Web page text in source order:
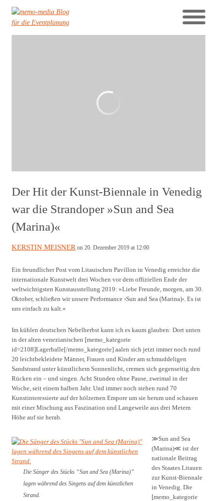
Der Hit der Kunst-Biennale in Venedig
war die Strandoper »Sun and Sea
(Marina)«
KERSTIN MEISNER on 20. Dezember 2019 at 12:00
Ein freundlicher Post vom Litauischen Pavillon in Venedig erreichte die
internationale Kunstwelt drei Wochen vor dem offiziellen Ende der
weltwichtigsten Kunstausstellung 2019: »Liebe Freunde, morgen, am 30.
Oktober, schließen wir unsere Performance ›Sun and Sea (Marina)‹. Es ist
uns einfach zu kalt.«
Im kühlen deutschen Nebelherbst kann ich es kaum glauben: Dort unten
in der alten venezianischen [memo_kategorie
id=2108]Lagerhalle[/memo_kategorie] aalen sich jetzt immer noch rund
20 leichtbekleidete Männer, Frauen und Kinder am schmuddeligen
Sandstrand unter künstlichem Sonnenlicht, cremen sich gegenseitig den
Rücken ein – und singen. Acht Stunden ohne Pause, zweimal in der
Woche, seit einem halben Jahr. Und immer noch stehen rund 70
Kunstinteressierte auf der hölzernen Empore um sie herum und schauen
mit einer Mischung aus Faszination und Langeweile aus drei Metern
Höhe auf sie herab.
Die Sänger des Stücks “Sun and Sea (Marina)”
lagen während des Singens auf dem künstlichen
Strand.
≫Sun and Sea
(Marina)≪ ist der
nationale Beitrag
des Staates Litauen
zur Kunst-Biennale
in Venedig. Die
[memo_kategorie